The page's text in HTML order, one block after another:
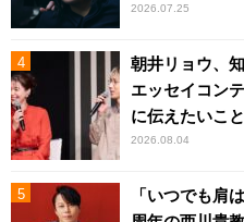
2026.07.25
朝井リョウ、
エッセイコン
に伝えたいこと
2026.08.04
「いつでも肩